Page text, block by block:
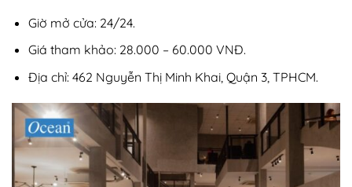
Giờ mở cửa: 24/24.
Giá tham khảo: 28.000 – 60.000 VNĐ.
Địa chỉ: 462 Nguyễn Thị Minh Khai, Quận 3, TPHCM.